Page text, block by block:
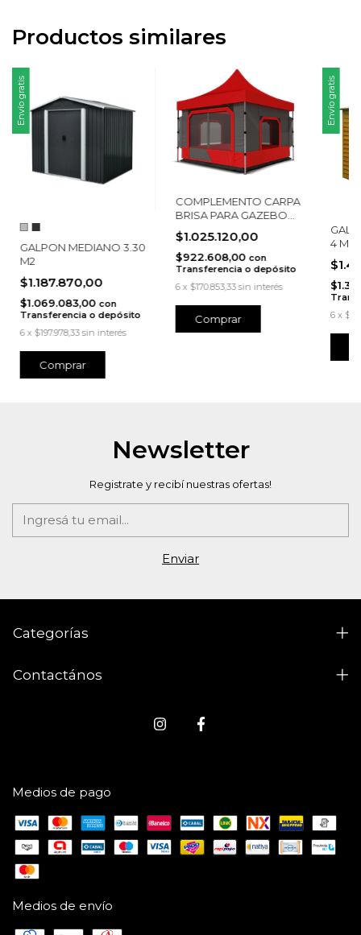
Productos similares
Envío gratis
GALPON MEDIANO 3.30
M2
$1.187.870,00
$1.069.083,00 con
Transferencia o depósito
6 x $197.978,33 sin interés
Comprar
COMPLEMENTO CARPA
BRISA PARA GAZEBO
3X3
$1.025.120,00
$922.608,00 con
Transferencia o depósito
6 x $170.853,33 sin interés
Envío gratis
4 M2
6 x
Newsletter
Registrate y recibí nuestras ofertas!
Categorías
Contactános
Medios de pago
Medios de envío